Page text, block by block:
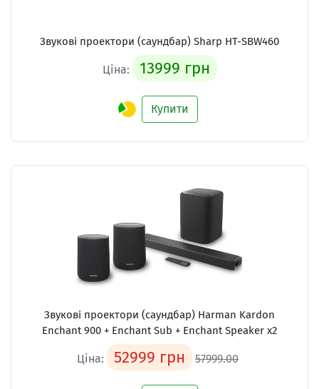
Звукові проектори (саундбар) Sharp HT-SBW460
Ціна: 13999 грн
Купити
Звукові проектори (саундбар) Harman Kardon
Enchant 900 + Enchant Sub + Enchant Speaker x2
Ціна: 52999 грн 57999.00